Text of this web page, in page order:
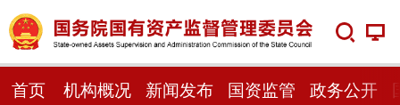
首页 机构概况 新闻发布 国资监管 政务公开